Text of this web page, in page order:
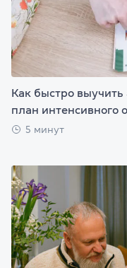
Как быстро
план интенсивного
5 минут